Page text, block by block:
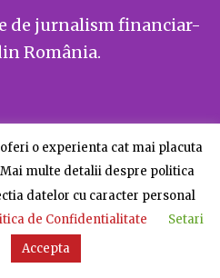
de jurnalism financiar-
România.
drepturile rezervate
Contact Publicitate
o experienta cat mai placuta
multe detalii despre politica
datelor cu caracter personal
de Confidentialitate
Setari
Accepta